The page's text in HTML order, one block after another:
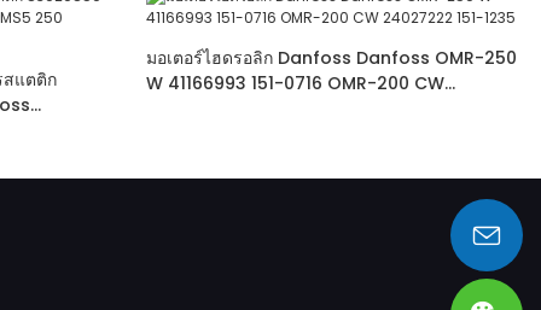
สแตติก
มอเตอร์ไฮดรอลิก Danfoss Danfoss OMR-250
W 41166993 151-0716 OMR-200 CW